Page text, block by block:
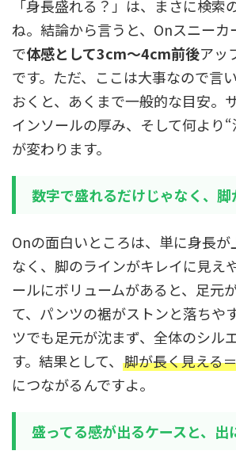
「身長盛れる？」は、まさに検索
ね。結論から言うと、Onスニーカ
で体感として3cm〜4cm前後アッ
です。ただ、ここは大事なので言
おくと、あくまで一般的な目安。
インソールの厚み、そして何より
が変わります。
数字で盛れるだけじゃなく、脚
Onの面白いところは、単に身長が
なく、脚のラインがキレイに見え
ールにボリュームがあると、足元
て、パンツの裾がストンと落ちや
ツでも足元が沈まず、全体のシル
す。結果として、 脚が長く見える
につながるんですよ。
盛ってる感が出るケースと、出